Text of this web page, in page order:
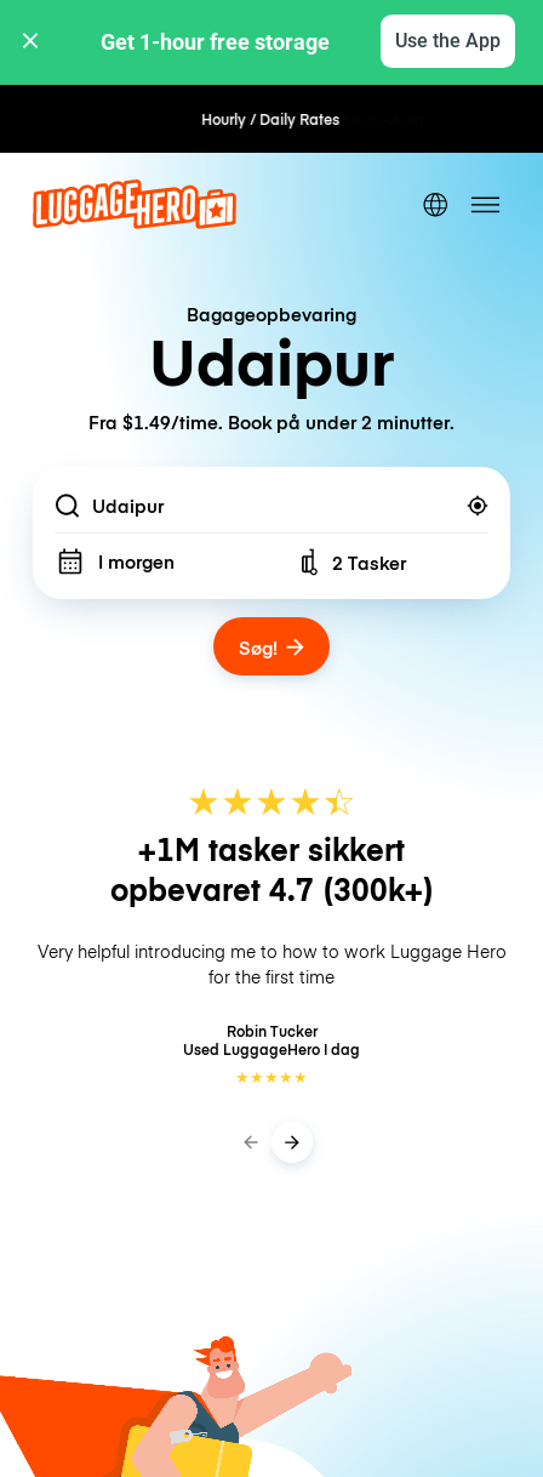
Get 1-hour free storage Use the App
Hourly / Daily Rates Flexible Booking
Bagageopbevaring
Udaipur
Fra $1.49/time. Book på under 2 minutter.
Location
I morgen Number of bags
2 Tasker
Søg!
★★★★☆
★
+1M tasker sikkert
opbevaret 4.7 (300k+)
Very helpful introducing me to how to work Luggage Hero
for the first time
Robin Tucker
Used LuggageHero I dag
★★★★★